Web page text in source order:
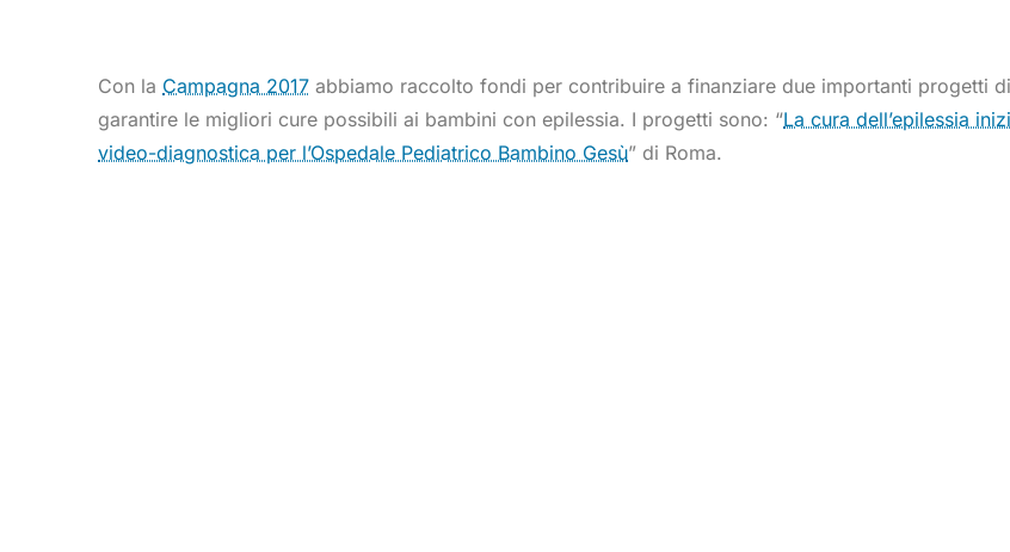
Con la Campagna 2017 abbiamo raccolto fondi per contribuire a finanziare due importanti progetti
garantire le migliori cure possibili ai bambini con epilessia. I progetti sono: “La cura dell’epilessia
video-diagnostica per l’Ospedale Pediatrico Bambino Gesù” di Roma.